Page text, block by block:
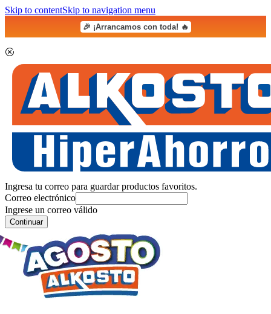
Skip to contentSkip to navigation menu
🎉 ¡Arrancamos con toda! 🔥
Ingresa tu correo para guardar productos favoritos.
Correo electrónico
Ingrese un correo válido
Continuar